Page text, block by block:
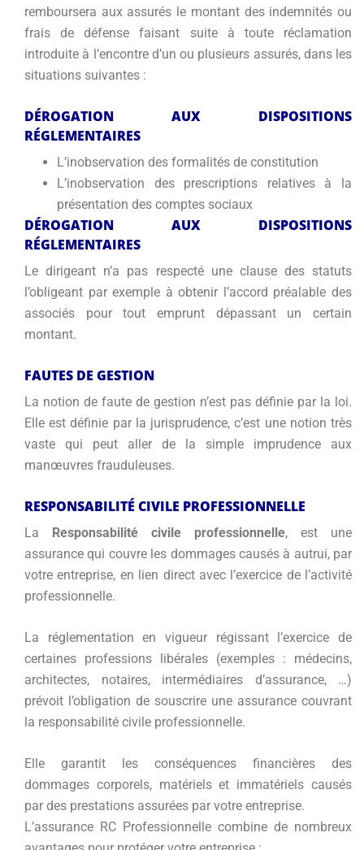
remboursera aux assurés le montant des indemnités ou
frais de défense faisant suite à toute réclamation
introduite à l’encontre d’un ou plusieurs assurés, dans les
situations suivantes :
DÉROGATION AUX DISPOSITIONS
RÉGLEMENTAIRES
L’inobservation des formalités de constitution
L’inobservation des prescriptions relatives à la
présentation des comptes sociaux
DÉROGATION AUX DISPOSITIONS
RÉGLEMENTAIRES
Le dirigeant n’a pas respecté une clause des statuts
l’obligeant par exemple à obtenir l’accord préalable des
associés pour tout emprunt dépassant un certain
montant.
FAUTES DE GESTION
La notion de faute de gestion n’est pas définie par la loi.
Elle est définie par la jurisprudence, c’est une notion très
vaste qui peut aller de la simple imprudence aux
manœuvres frauduleuses.
RESPONSABILITÉ CIVILE PROFESSIONNELLE
La Responsabilité civile professionnelle, est une
assurance qui couvre les dommages causés à autrui, par
votre entreprise, en lien direct avec l’exercice de l’activité
professionnelle.
La réglementation en vigueur régissant l’exercice de
certaines professions libérales (exemples : médecins,
architectes, notaires, intermédiaires d’assurance, …)
prévoit l’obligation de souscrire une assurance couvrant
la responsabilité civile professionnelle.
Elle garantit les conséquences financières des
dommages corporels, matériels et immatériels causés
par des prestations assurées par votre entreprise.
L’assurance RC Professionnelle combine de nombreux